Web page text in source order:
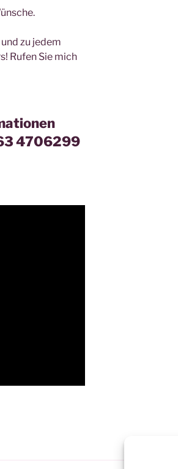
zu jedem
Rufen Sie mich
4706299